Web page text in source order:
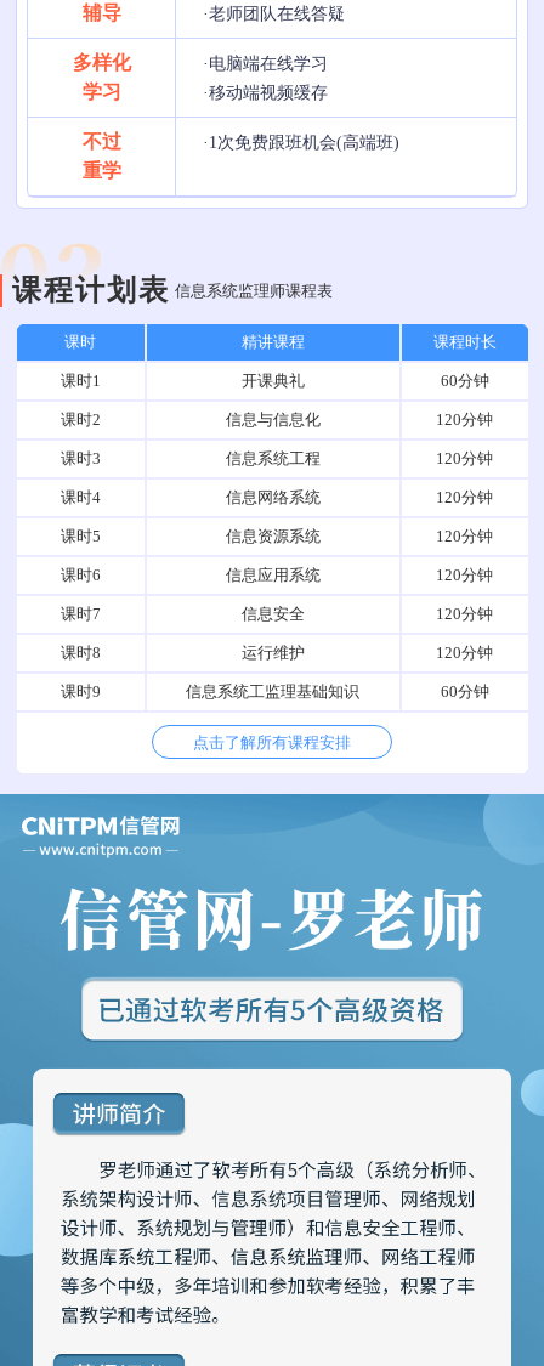
辅导
·老师团队在线答疑
多样化
学习
·电脑端在线学习
·移动端视频缓存
不过
重学
·1次免费跟班机会(高端班)
课程计划表 信息系统监理师课程表
课时 精讲课程 课程时长
课时1 开课典礼 60分钟
课时2 信息与信息化 120分钟
课时3 信息系统工程 120分钟
课时4 信息网络系统 120分钟
课时5 信息资源系统 120分钟
课时6 信息应用系统 120分钟
课时7 信息安全 120分钟
课时8 运行维护 120分钟
课时9 信息系统工监理基础知识 60分钟
点击了解所有课程安排